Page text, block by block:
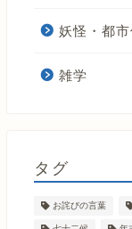
妖怪・都市
雑学
タグ
お詫びの言葉